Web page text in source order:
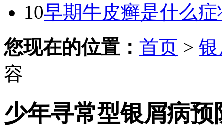
10早期牛皮癣是什么症
您现在的位置： 首页 >
容
少年寻常型银屑病预